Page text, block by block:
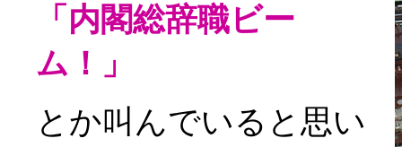
「内閣総辞職ビー
ム！」
とか叫んでいると思い